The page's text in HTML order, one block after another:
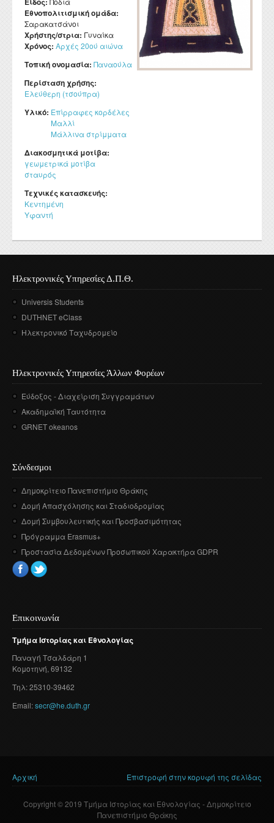
Εθνοπολιτισμική ομάδα:
Σαρακατσάνοι
Χρήστης/στρια: Γυναίκα
Χρόνος: Αρχές 20ού αιώνα
Τοπική ονομασία: Παναούλα
Περίσταση χρήσης:
Ελεύθερη (τσούπρα)
Υλικό: Επίρραφες κορδέλες
Μαλλί
Μάλλινα στρίμματα
Διακοσμητικά μοτίβα:
γεωμετρικά μοτίβα
σταυρός
Τεχνικές κατασκευής:
Κεντημένη
Υφαντή
Ηλεκτρονικές Υπηρεσίες Δ.Π.Θ.
Universis Students
DUTHNET eClass
Ηλεκτρονικό Ταχυδρομείο
Ηλεκτρονικές Υπηρεσίες Άλλων Φορέων
Εύδοξος - Διαχείριση Συγγραμάτων
Ακαδημαϊκή Ταυτότητα
GRNET okeanos
Σύνδεσμοι
Δημοκρίτειο Πανεπιστήμιο Θράκης
Δομή Απασχόλησης και Σταδιοδρομίας
Δομή Συμβουλευτικής και Προσβασιμότητας
Πρόγραμμα Erasmus+
Προστασία Δεδομένων Προσωπικού Χαρακτήρα GDPR
Επικοινωνία
ΤμήμαΙστορίαςκαι Εθνολογίας
Παναγή Τσαλδάρη 1
Κομοτηνή, 69132
Τηλ: 25310-39462
Email:secr@he.duth.gr
Είστε εδώ
Αρχική Επιστροφή στην κορυφή της σελίδας
Copyright © 2019 Τμήμα Ιστορίας και Εθνολογίας - Δημοκρίτειο
Πανεπιστήμιο Θράκης